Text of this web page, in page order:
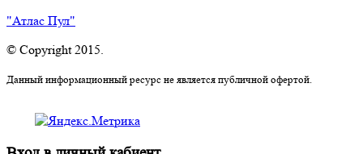
"Атлас Пул"
© Copyright 2015.
Данный информационный ресурс не является публичной офертой.